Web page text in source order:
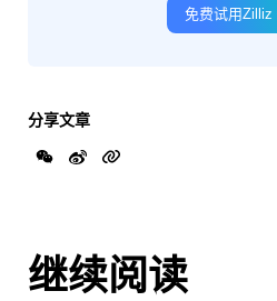
免费试用Zilliz
分享文章
继续阅读